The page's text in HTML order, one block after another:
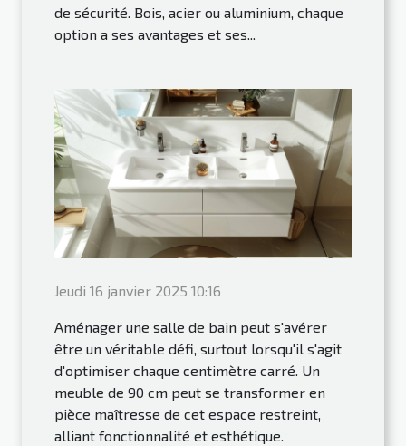
de sécurité. Bois, acier ou aluminium, chaque
option a ses avantages et ses...
Jeudi 16 janvier 2025 10:16
Aménager une salle de bain peut s'avérer
être un véritable défi, surtout lorsqu'il s'agit
d'optimiser chaque centimètre carré. Un
meuble de 90 cm peut se transformer en
pièce maîtresse de cet espace restreint,
alliant fonctionnalité et esthétique.